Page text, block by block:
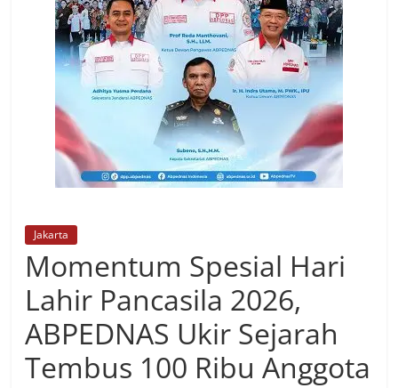
Jakarta
Momentum Spesial Hari
Lahir Pancasila 2026,
ABPEDNAS Ukir Sejarah
Tembus 100 Ribu Anggota